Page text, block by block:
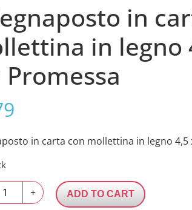
in
in legno
Promessa
in carta con mollettina in legno 4,5
+ ADD TO CART